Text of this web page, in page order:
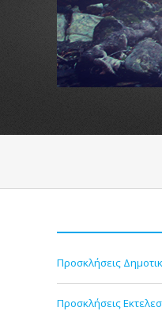
Προσκλήσεις
Προσκλήσεις